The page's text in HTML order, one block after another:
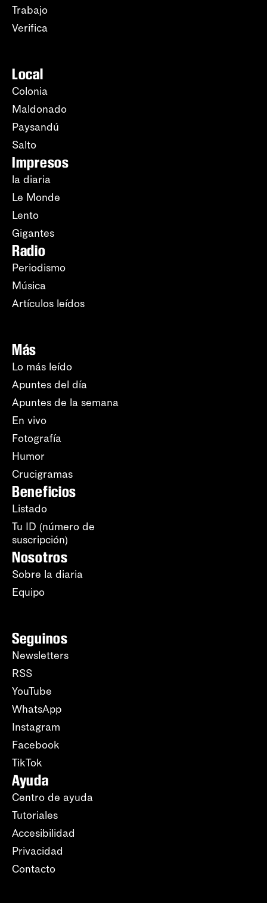
Trabajo
Verifica
Local
Colonia
Maldonado
Paysandú
Salto
Impresos
la diaria
Le Monde
Lento
Gigantes
Radio
Periodismo
Música
Artículos leídos
Más
Lo más leído
Apuntes del día
Apuntes de la semana
En vivo
Fotografía
Humor
Crucigramas
Beneficios
Listado
Tu ID (número de
suscripción)
Nosotros
Sobre la diaria
Equipo
Seguinos
Newsletters
RSS
YouTube
WhatsApp
Instagram
Facebook
TikTok
Ayuda
Centro de ayuda
Tutoriales
Accesibilidad
Privacidad
Contacto